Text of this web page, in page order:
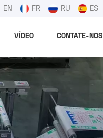
EN FR RU ES
VÍDEO CONTATE-NOS